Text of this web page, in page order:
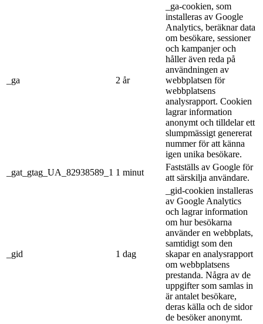
_ga 2 år
_ga-cookien, som
installeras av Google
Analytics, beräknar data
om besökare, sessioner
och kampanjer och
håller även reda på
användningen av
webbplatsen för
webbplatsens
analysrapport. Cookien
lagrar information
anonymt och tilldelar ett
slumpmässigt genererat
nummer för att känna
igen unika besökare.
_gat_gtag_UA_82938589_1 1 minut
Fastställs av Google för
att särskilja användare.
_gid 1 dag
_gid-cookien installeras
av Google Analytics
och lagrar information
om hur besökarna
använder en webbplats,
samtidigt som den
skapar en analysrapport
om webbplatsens
prestanda. Några av de
uppgifter som samlas in
är antalet besökare,
deras källa och de sidor
de besöker anonymt.